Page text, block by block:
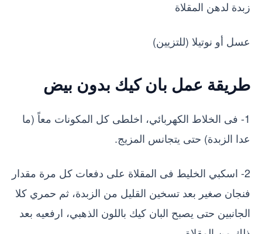
زبدة لدهن المقلاة
عسل أو نوتيلا (للتزيين)
طريقة عمل بان كيك بدون بيض
1- فى الخلاط الكهربائي، اخلطى كل المكونات معاً (ما
عدا الزبدة) حتى يتجانس المزيج.
2- اسكبي الخليط فى المقلاة على دفعات كل مرة مقدار
فنجان صغير بعد تسخين القليل من الزبدة، ثم حمري كلا
الجانبين حتى يصبح البان كيك باللون الذهبي، ارفعيه بعد